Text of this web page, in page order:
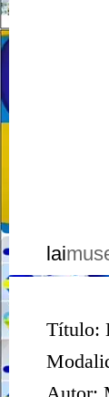
lai
Título: